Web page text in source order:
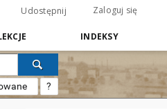
Udostępnij Zaloguj się
INDEKSY
?